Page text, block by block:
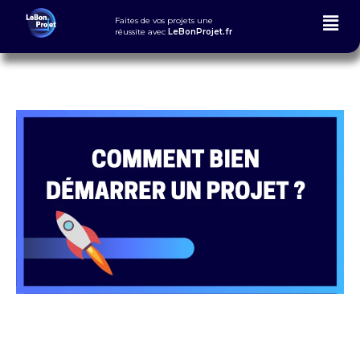
Faites de vos projets une
réussiteavec LeBonProjet.fr